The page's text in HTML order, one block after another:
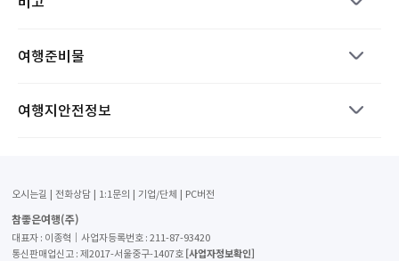
여행준비물
여행지안전정보
오시는길 전화상담 1:1문의 기업/단체 PC버전
참좋은여행(주)
대표자 : 이종혁│사업자등록번호 : 211-87-93420
통신판매업신고 : 제2017-서울중구-1407호 [사업자정보확인]